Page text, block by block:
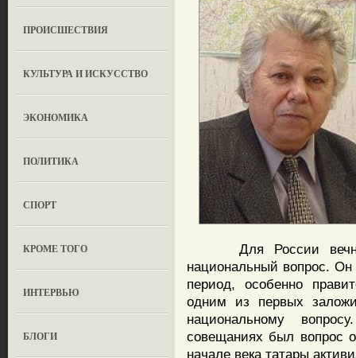
ПРОИСШЕСТВИЯ
КУЛЬТУРА И ИСКУССТВО
ЭКОНОМИКА
ПОЛИТИКА
СПОРТ
КРОМЕ ТОГО
ИНТЕРВЬЮ
БЛОГИ
Для России вечно
национальный вопрос.
период, особенно
одним из первых
национальному
совещаниях был вопрос
начале века татары